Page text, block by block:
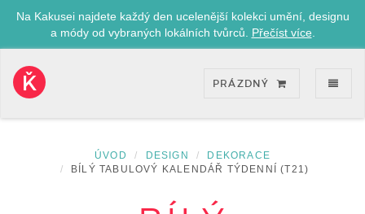
Na Kakusei najdete každý den ucelenější kolekci umění, designu
a módy od vybraných lokálních tvůrců. Přečíst více
přejít
stránku
PRÁZDNÝ
ÚVOD DESIGN
DEKORACE
BÍLÝ TABULOVÝ KALENDÁŘ TÝDENNÍ (T21)